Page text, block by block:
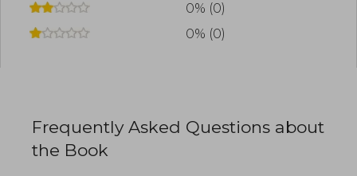
0% (0)
0% (0)
Frequently Asked Questions about
the Book